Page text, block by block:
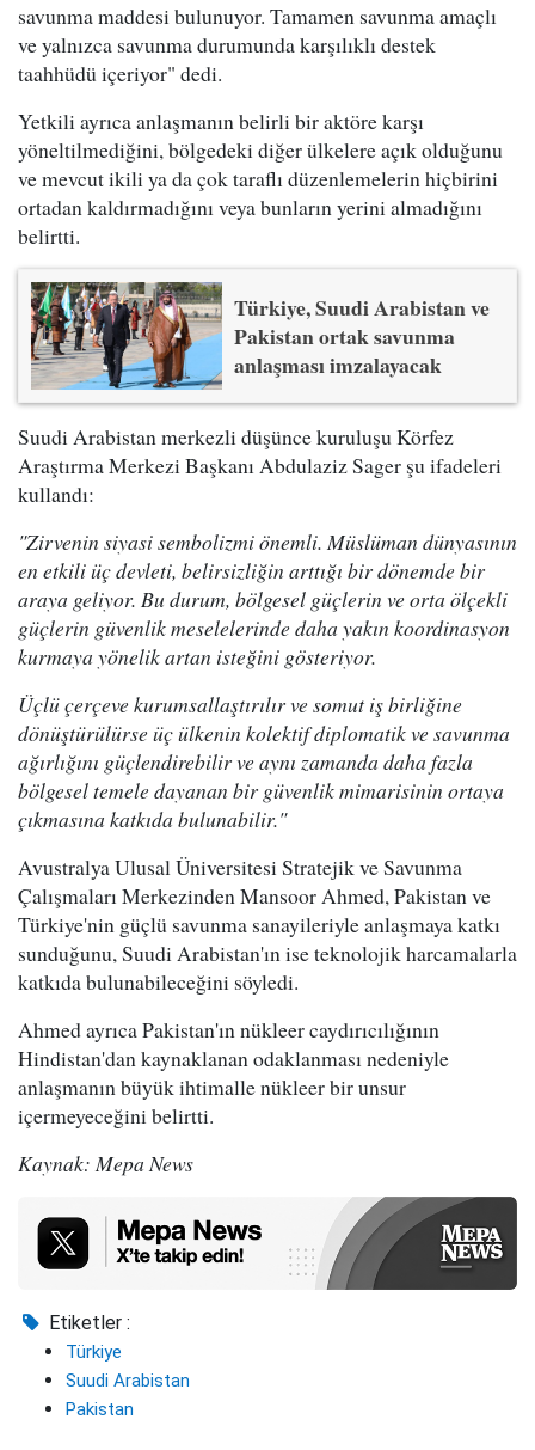
savunma maddesi bulunuyor. Tamamen savunma amaçlı
ve yalnızca savunma durumunda karşılıklı destek
taahhüdü içeriyor" dedi.
Yetkili ayrıca anlaşmanın belirli bir aktöre karşı
yöneltilmediğini, bölgedeki diğer ülkelere açık olduğunu
ve mevcut ikili ya da çok taraflı düzenlemelerin hiçbirini
ortadan kaldırmadığını veya bunların yerini almadığını
belirtti.
Türkiye, Suudi Arabistan ve
Pakistan ortak savunma
anlaşması imzalayacak
Suudi Arabistan merkezli düşünce kuruluşu Körfez
Araştırma Merkezi Başkanı Abdulaziz Sager şu ifadeleri
kullandı:
"Zirvenin siyasi sembolizmi önemli. Müslüman dünyasının
en etkili üç devleti, belirsizliğin arttığı bir dönemde bir
araya geliyor. Bu durum, bölgesel güçlerin ve orta ölçekli
güçlerin güvenlik meselelerinde daha yakın koordinasyon
kurmaya yönelik artan isteğini gösteriyor.
Üçlü çerçeve kurumsallaştırılır ve somut iş birliğine
dönüştürülürse üç ülkenin kolektif diplomatik ve savunma
ağırlığını güçlendirebilir ve aynı zamanda daha fazla
bölgesel temele dayanan bir güvenlik mimarisinin ortaya
çıkmasına katkıda bulunabilir."
Avustralya Ulusal Üniversitesi Stratejik ve Savunma
Çalışmaları Merkezinden Mansoor Ahmed, Pakistan ve
Türkiye'nin güçlü savunma sanayileriyle anlaşmaya katkı
sunduğunu, Suudi Arabistan'ın ise teknolojik harcamalarla
katkıda bulunabileceğini söyledi.
Ahmed ayrıca Pakistan'ın nükleer caydırıcılığının
Hindistan'dan kaynaklanan odaklanması nedeniyle
anlaşmanın büyük ihtimalle nükleer bir unsur
içermeyeceğini belirtti.
Kaynak: Mepa News
Etiketler :
Türkiye
Suudi Arabistan
Pakistan